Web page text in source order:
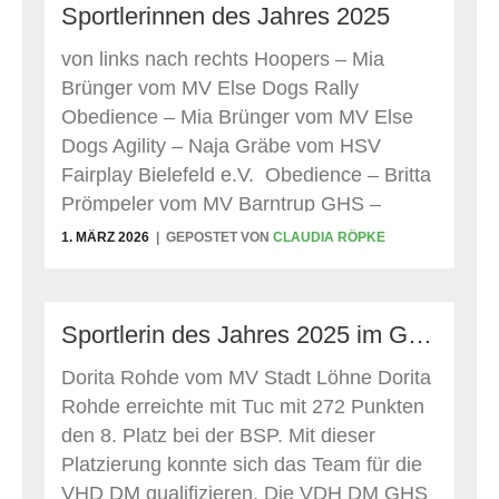
Sportlerinnen des Jahres 2025
von links nach rechts Hoopers – Mia
Brünger vom MV Else Dogs Rally
Obedience – Mia Brünger vom MV Else
Dogs Agility – Naja Gräbe vom HSV
Fairplay Bielefeld e.V. Obedience – Britta
Prömpeler vom MV Barntrup GHS –
Dorita Rohde vom MV Stadt Löhne THS –
Sportlerinnen des Jahres 2025 recht
herzlich
1. MÄRZ 2026 GEPOSTET VON CLAUDIA RÖPKE
Sportlerin des Jahres 2025 im GHS
Dorita Rohde vom MV Stadt Löhne Dorita
Rohde erreichte mit Tuc mit 272 Punkten
den 8. Platz bei der BSP. Mit dieser
Platzierung konnte sich das Team für die
VHD DM qualifizieren. Die VDH DM GHS